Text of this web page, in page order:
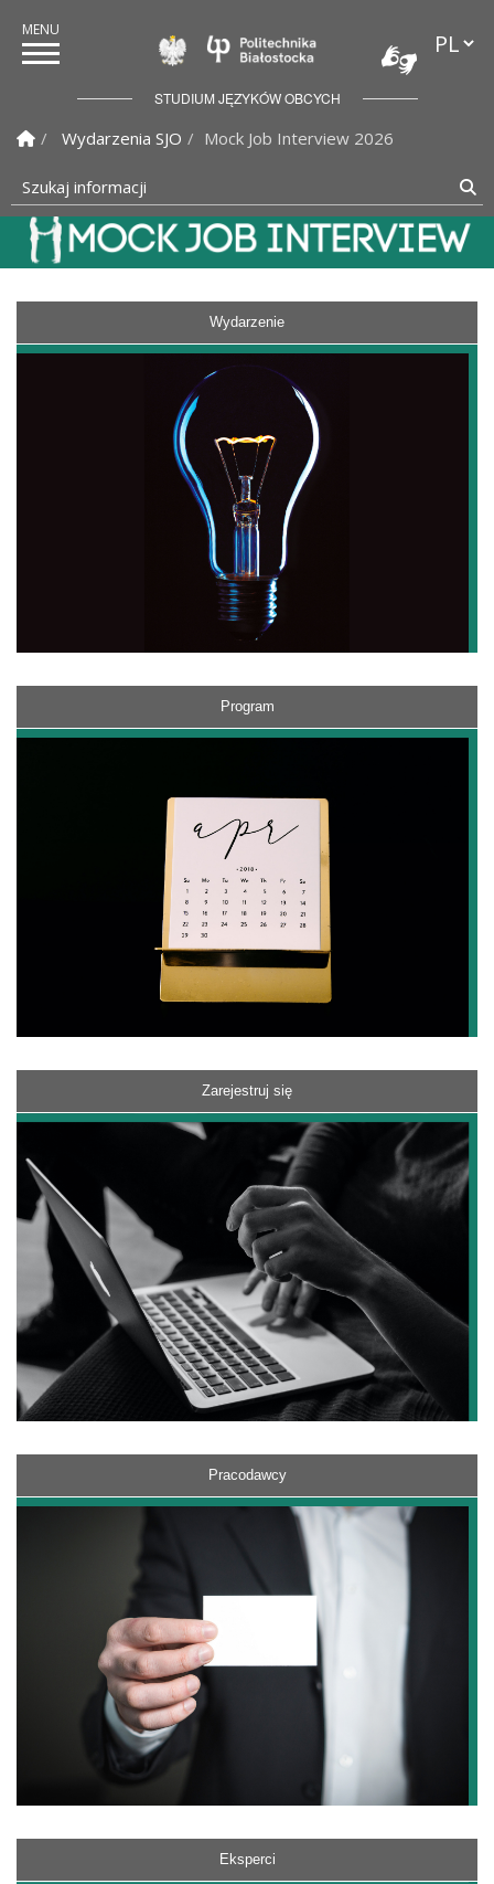
Politechnika
STUDIUM JĘZYKÓW OBCYCH
Strona Główna
Wydarzenia SJO
Mock Job Interview 2026
Szukaj informacji
Studium Języków Obcych
Wydarzenie
Program
Zarejestruj się
Pracodawcy
Eksperci